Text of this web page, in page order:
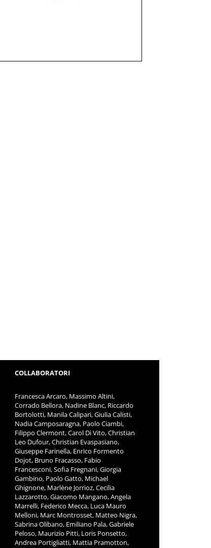
COLLABORATORI
Francesca Arcaro, Massimo Altini,
Corrado Bellora, Nadine Blanc, Riccardo
Bortolotti, Manila Calipari, Giulia Calisti,
Nadia Camposaragna, Paolo Ciambi,
Filippo Clermont, Carol Di Vito, Christian
Leo Dufour, Christian Evaspasiano,
Giuseppe Farinella, Enrico Formento
Dojot, Bruno Fracasso, Fabio
Francesconi, Sofia Fregnani, Giorgia
Gambino, Paolo Gatto, Michael
Ghignone, Marlène Jorrioz, Cecilia
Lazzarotto, Giacomo Mangano, Angela
Marrelli, Federico Mecca, Luca Mauro
Melloni, Marc Montrosset, Matteo Nigra,
Sabrina Olibano, Emiliano Pala, Gabriele
Peloso, Maurizio Pitti, Loris Ponsetto,
Andrea Portigliatti, Mattia Pramotton,